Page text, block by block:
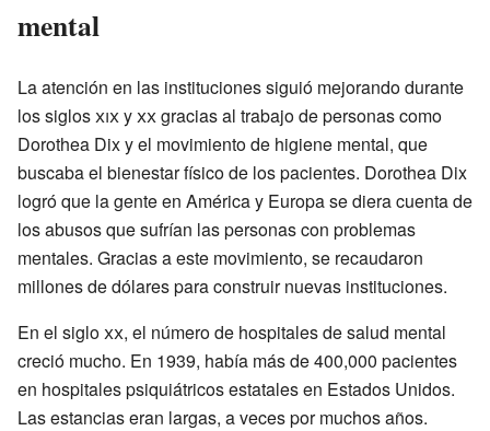
mental
La atención en las instituciones siguió mejorando durante
los siglosxix yxx gracias al trabajo de personas como
Dorothea Dix y el movimiento de higiene mental, que
buscaba el bienestar físico de los pacientes. Dorothea Dix
logró que la gente en América y Europa se diera cuenta de
los abusos que sufrían las personas con problemas
mentales. Gracias a este movimiento, se recaudaron
millones de dólares para construir nuevas instituciones.
En el sigloxx, el número de hospitales de salud mental
creció mucho. En 1939, había más de 400,000 pacientes
en hospitales psiquiátricos estatales en Estados Unidos.
Las estancias eran largas, a veces por muchos años.